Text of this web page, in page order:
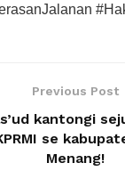
Previous Post
kantongi
se
Menang!